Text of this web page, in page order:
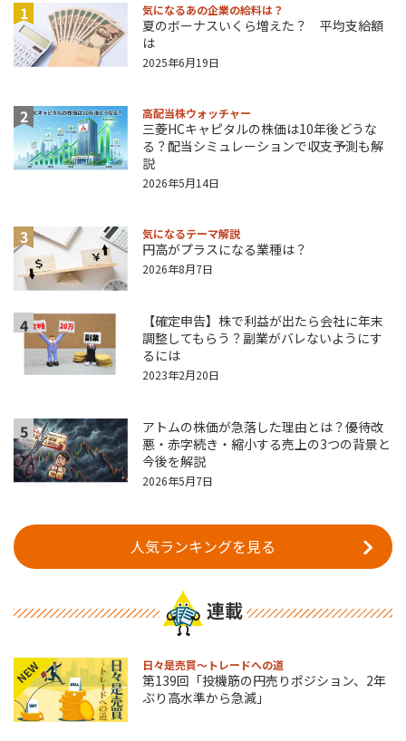
1 気になるあの企業の給料は？
夏のボーナスいくら増えた？ 平均支給額
は
2025年6月19日
2 高配当株ウォッチャー
三菱HCキャピタルの株価は10年後どうな
る？配当シミュレーションで収支予測も解
説
2026年5月14日
3 気になるテーマ解説
円高がプラスになる業種は？
2026年8月7日
4
【確定申告】株で利益が出たら会社に年末
調整してもらう？副業がバレないようにす
るには
2023年2月20日
5
アトムの株価が急落した理由とは？優待改
悪・赤字続き・縮小する売上の3つの背景と
今後を解説
2026年5月7日
人気ランキングを見る
連載
NEW 日々是売買～トレードへの道
第139回「投機筋の円売りポジション、2年
ぶり高水準から急減」